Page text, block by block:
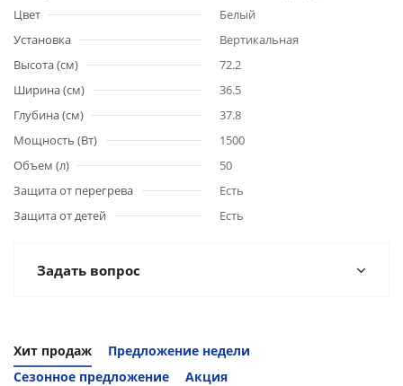
Цвет
Белый
Установка
Вертикальная
Высота (см)
72.2
Ширина (см)
36.5
Глубина (см)
37.8
Мощность (Вт)
1500
Объем (л)
50
Защита от перегрева
Есть
Защита от детей
Есть
Задать вопрос
Хит продаж
Предложение недели
Сезонное предложение
Акция